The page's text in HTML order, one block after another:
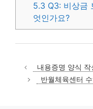
5.3 Q3: 비상금
엇인가요?
내용증명 양식
반월체육센터